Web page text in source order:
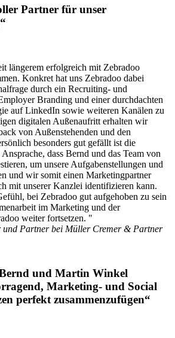
Partner für unser
längerem erfolgreich mit Zebradoo
Konkret hat uns Zebradoo dabei
durch ein Recruiting- und
Branding und einer durchdachten
auf LinkedIn sowie weiteren Kanälen zu
digitalen Außenaufritt erhalten wir
von Außenstehenden und den
besonders gut gefällt ist die
dass Bernd und das Team von
um unsere Aufgabenstellungen und
und wir somit einen Marketingpartner
mit unserer Kanzlei identifizieren kann.
bei Zebradoo gut aufgehoben zu sein
im Marketing und der
weiter fortsetzen. "
und Partner bei Müller Cremer & Partner
und Martin Winkel
Marketing- und Social
perfekt zusammenzufügen“